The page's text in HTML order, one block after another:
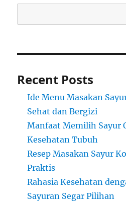
Recent Posts
Ide Menu Masakan
Sehat dan Bergizi
Manfaat Memilih Sayur
Kesehatan Tubuh
Resep Masakan Sayur
Praktis
Rahasia Kesehatan
Sayuran Segar Pilihan